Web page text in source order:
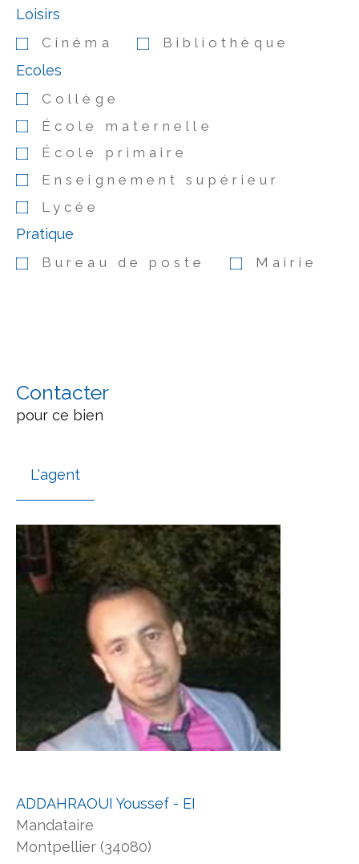
Loisirs
Cinéma Bibliothèque
Ecoles
Collège
École maternelle
École primaire
Enseignement supérieur
Lycée
Pratique
Bureau de poste Mairie
Contacter
pour ce bien
L'agent
ADDAHRAOUI Youssef - EI
Mandataire
Montpellier (34080)